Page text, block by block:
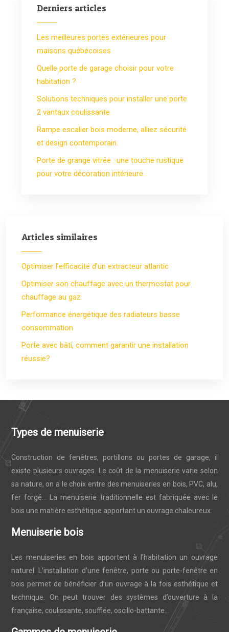
Derniers articles
Les meilleures portes extérieures pour
maisons québécoises
Quelle porte de garage choisir pour votre
habitation ?
Solutions techniques pour installer une porte
2 vantaux coulissante
Rampe escalier bois moderne, alliez sécurité
et design contemporain.
Porte de grange vitrée : une touche rustique
pour votre décoration intérieure
Articles similaires
Optimiser l’efficacité d’un extracteur atlantic
Optimiser son chauffage avec un thermostat pour
chauffage au gaz
Performance énergétique des radiateurs basse
consommation
Porte avec bâti, comment garantir une installation
réussie?
Types de menuiserie
Construction de fenêtres, portillons ou portes de garage, il
existe plusieurs ouvrages. Le coût de la menuiserie varie selon
sa nature, on a le choix entre des menuiseries en bois, PVC, alu,
fer forgé… La menuiserie traditionnelle est fabriquée avec le
bois une matière esthétique apportant un ouvrage chaleureux.
Menuiserie bois
Les menuiseries en bois apportent à l’habitation un ouvrage
naturel. L’installation d’une fenêtre, porte ou porte-fenêtre en
bois permet de bénéficier d’un ouvrage à la fois esthétique et
technique. On peut trouver des systèmes d’ouverture à la
française, coulissante, soufflée, oscillo-battante…